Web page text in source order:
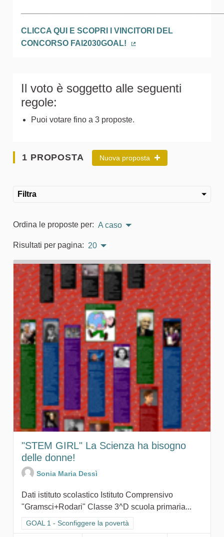
CLICCA QUI E SCOPRI I VINCITORI DEL
CONCORSO FAI2030GOAL!
Il voto è soggetto alle seguenti
regole:
Puoi votare fino a 3 proposte.
1 PROPOSTA Nuova proposta
Filtra
Ordina le proposte per: A caso
Risultati per pagina: 20
"STEM GIRL" La Scienza ha bisogno
delle donne!
Sonia Maria Dessì
Dati istituto scolastico Istituto Comprensivo
"Gramsci+Rodari" Classe 3^D scuola primaria...
Filtra i risultati per categoria: GOAL 1 - Sconfiggere la povertà
GOAL 1 - Sconfiggere la povertà